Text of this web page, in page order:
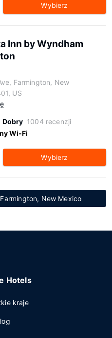
Wybierz
Inn by Wyndham
Farmington, New
US
Dobry 1004 recenzji
Wi-Fi
Wybierz
New Mexico
Hotels
kraje